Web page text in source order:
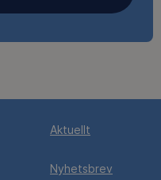
Aktuellt
Nyhetsbrev